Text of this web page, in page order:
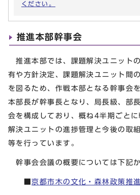
ください。
推進本部幹事会
推進本部では、課題解決ユニット
有や方針決定、課題解決ユニット間
を図るため、作戦本部となる幹事会
本部長が幹事長となり、局長級、部
会を構成しており、概ね4半期ごと
解決ユニットの進捗管理と今後の取
等を行っています。
幹事会会議の概要については下記
■京都市木の文化・森林政策推